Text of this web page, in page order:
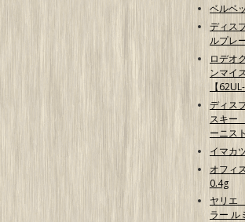
ベルベ
ディス
ルプレ
ロデオ
ンマイ
【
ディス
スキー
ーニス
イマカ
オフィ
0.4g
ヤリエ
ラー ル